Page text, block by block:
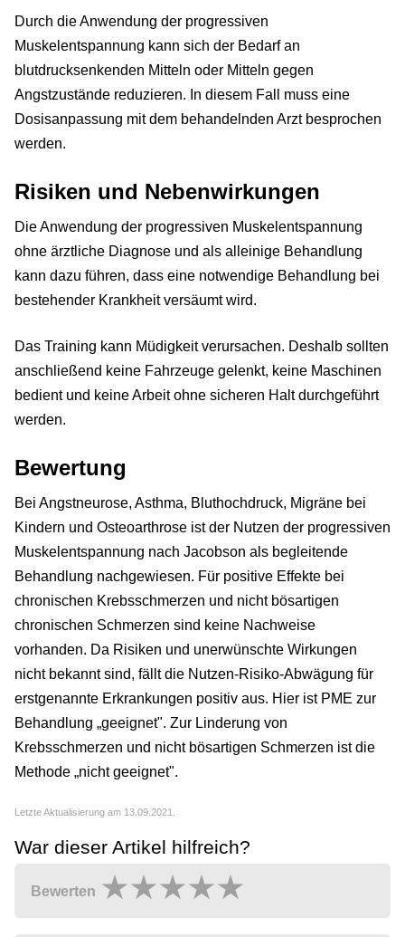
Durch die Anwendung der progressiven
Muskelentspannung kann sich der Bedarf an
blutdrucksenkenden Mitteln oder Mitteln gegen
Angstzustände reduzieren. In diesem Fall muss eine
Dosisanpassung mit dem behandelnden Arzt besprochen
werden.
Risiken und Nebenwirkungen
Die Anwendung der progressiven Muskelentspannung
ohne ärztliche Diagnose und als alleinige Behandlung
kann dazu führen, dass eine notwendige Behandlung bei
bestehender Krankheit versäumt wird.
Das Training kann Müdigkeit verursachen. Deshalb sollten
anschließend keine Fahrzeuge gelenkt, keine Maschinen
bedient und keine Arbeit ohne sicheren Halt durchgeführt
werden.
Bewertung
Bei Angstneurose, Asthma, Bluthochdruck, Migräne bei
Kindern und Osteoarthrose ist der Nutzen der progressiven
Muskelentspannung nach Jacobson als begleitende
Behandlung nachgewiesen. Für positive Effekte bei
chronischen Krebsschmerzen und nicht bösartigen
chronischen Schmerzen sind keine Nachweise
vorhanden. Da Risiken und unerwünschte Wirkungen
nicht bekannt sind, fällt die Nutzen-Risiko-Abwägung für
erstgenannte Erkrankungen positiv aus. Hier ist PME zur
Behandlung „geeignet". Zur Linderung von
Krebsschmerzen und nicht bösartigen Schmerzen ist die
Methode „nicht geeignet".
Letzte Aktualisierung am 13.09.2021.
War dieser Artikel hilfreich?
Bewerten